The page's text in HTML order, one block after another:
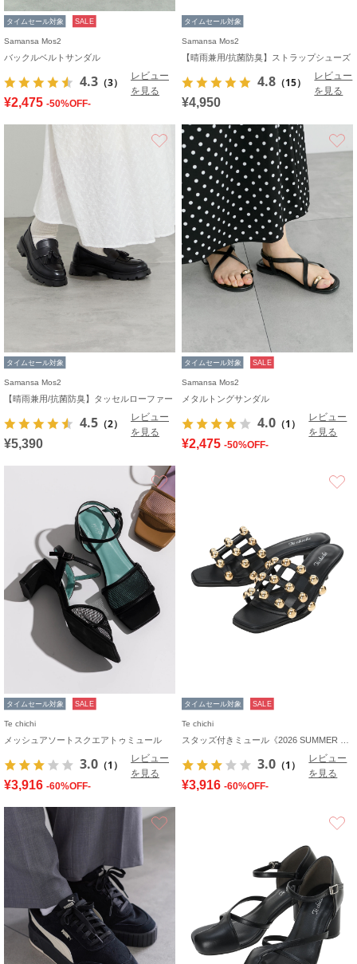
タイムセール対象 SALE
Samansa Mos2
バックルベルトサンダル
4.3 （3）
レビュー
を見る
¥2,475 -50%OFF-
タイムセール対象
Samansa Mos2
【晴雨兼用/抗菌防臭】ストラップシューズ
4.8 （15）
レビュー
を見る
¥4,950
お気に入り
タイムセール対象
Samansa Mos2
【晴雨兼用/抗菌防臭】タッセルローファー
4.5 （2）
レビュー
を見る
¥5,390
タイムセール対象 SALE
Samansa Mos2
メタルトングサンダル
4.0 （1）
レビュー
を見る
¥2,475 -50%OFF-
お気に入り
タイムセール対象 SALE
Te chichi
メッシュアソートスクエアトゥミュール
3.0 （1）
レビュー
を見る
¥3,916 -60%OFF-
タイムセール対象 SALE
Te chichi
3.0 （1）
レビュー
を見る
¥3,916 -60%OFF-